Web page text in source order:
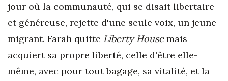
jour où la communauté, qui se disait libertaire
et généreuse, rejette d'une seule voix, un jeune
migrant. Farah quitte Liberty Housemais
acquiert sa propre liberté, celle d'être elle-
même, avec pour tout bagage, sa vitalité, et la